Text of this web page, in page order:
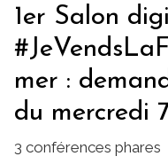
1er Salon
mer :
du mercredi
3 conférences phares